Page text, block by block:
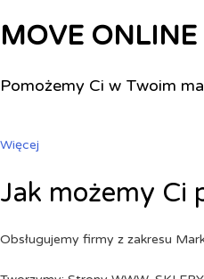
MOVE ONLINE
Pomożemy Ci w Twoim
Więcej
Jak możemy Ci
Obsługujemy firmy z zakresu